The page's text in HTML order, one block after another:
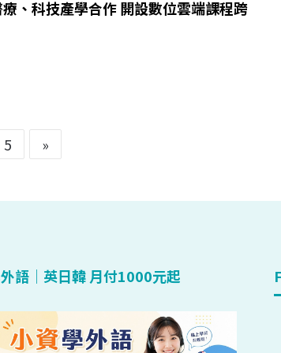
、科技產學合作 開設數位雲端課程跨
5 »
語｜英日韓 月付1000元起